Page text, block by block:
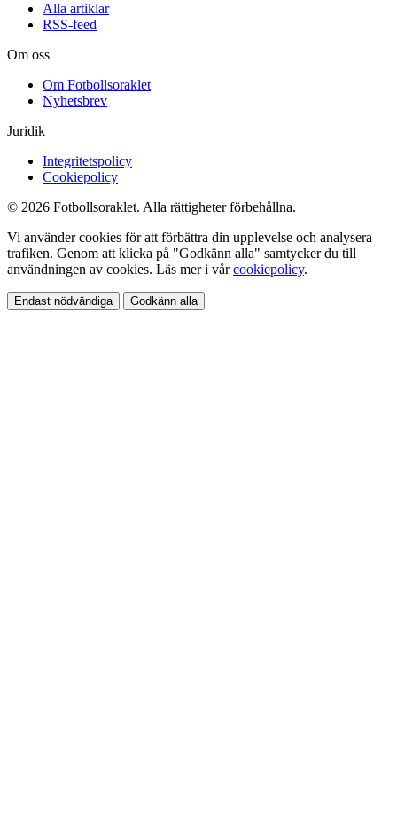
Alla artiklar
RSS-feed
Om oss
Om Fotbollsoraklet
Nyhetsbrev
Juridik
Integritetspolicy
Cookiepolicy
© 2026 Fotbollsoraklet. Alla rättigheter förbehållna.
Vi använder cookies för att förbättra din upplevelse och analysera
trafiken. Genom att klicka på "Godkänn alla" samtycker du till
användningen av cookies. Läs mer i vårcookiepolicy.
Endast nödvändiga Godkänn alla